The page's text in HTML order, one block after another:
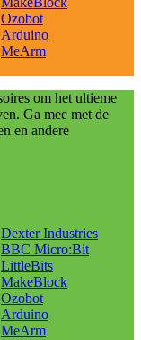
Ozobot
Arduino
MeArm
om het ultieme
Ga mee met de
en andere
Dexter Industries
BBC Micro:Bit
LittleBits
MakeBlock
Ozobot
Arduino
MeArm